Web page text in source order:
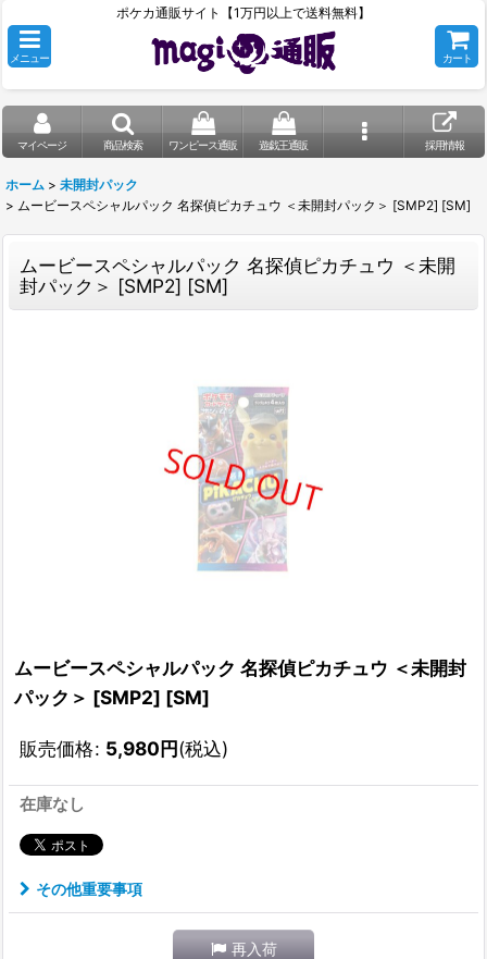
ポケカ通販サイト【1万円以上で送料無料】
メニュー カート
マイページ 商品検索 ワンピース通販 遊戯王通販 採用情報
ホーム > 未開封パック
> ムービースペシャルパック 名探偵ピカチュウ ＜未開封パック＞ [SMP2] [SM]
ムービースペシャルパック 名探偵ピカチュウ ＜未開
封パック＞ [SMP2] [SM]
ムービースペシャルパック 名探偵ピカチュウ ＜未開封
パック＞ [SMP2] [SM]
販売価格: 5,980円(税込)
在庫なし
その他重要事項
再入荷